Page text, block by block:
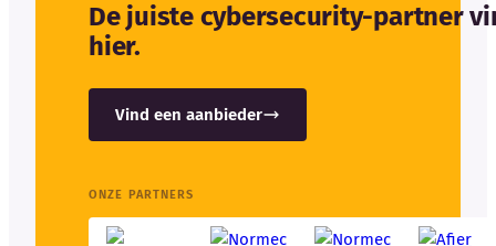
De juiste cybersecurity-partner
hier.
Vind een aanbieder
ONZE PARTNERS